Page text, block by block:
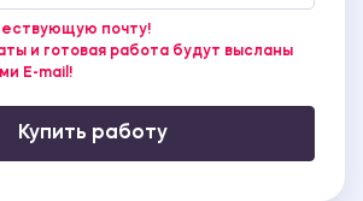
почту!
и готовая работа будут высланы
E-mail!
Купить работу